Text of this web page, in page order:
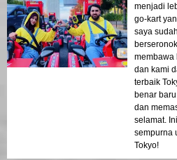
menjadi
go-kart
saya
membawa
dan kami
terbaik
benar
dan
selamat.
sempurna
Tokyo!